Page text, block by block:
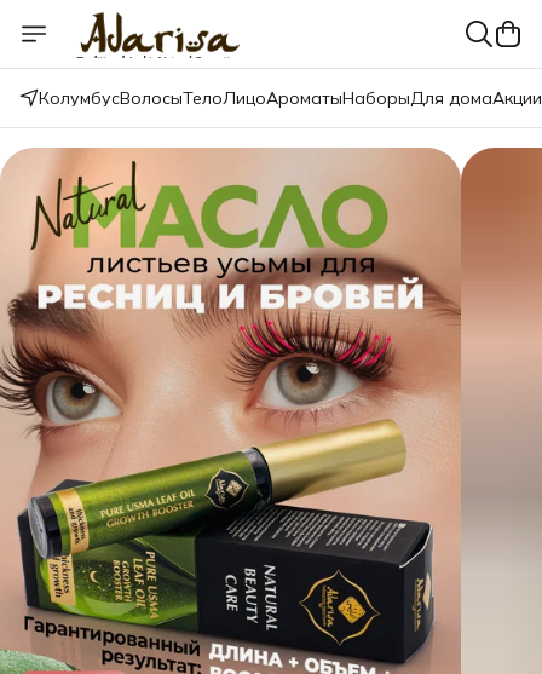
КолумбусВолосыТелоЛицоАроматыНаборыДля домаАкции